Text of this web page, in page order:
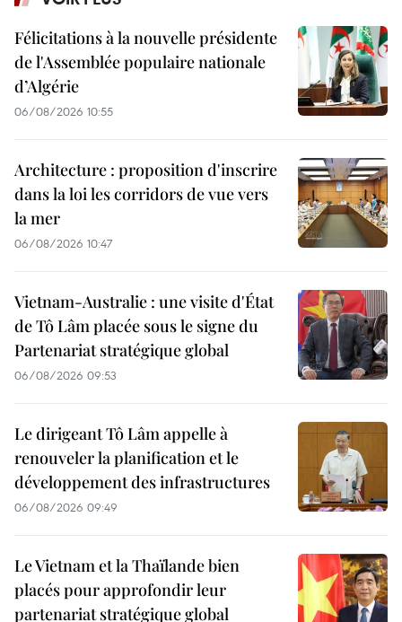
Félicitations à la nouvelle présidente
de l'Assemblée populaire nationale
d’Algérie
06/08/2026 10:55
Architecture : proposition d'inscrire
dans la loi les corridors de vue vers
la mer
06/08/2026 10:47
Vietnam-Australie : une visite d'État
de Tô Lâm placée sous le signe du
Partenariat stratégique global
06/08/2026 09:53
Le dirigeant Tô Lâm appelle à
renouveler la planification et le
développement des infrastructures
06/08/2026 09:49
Le Vietnam et la Thaïlande bien
placés pour approfondir leur
partenariat stratégique global